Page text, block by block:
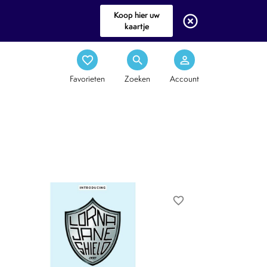
Koop hier uw
kaartje
highlight_off
favorite_border
Favorieten
search
Zoeken
person_outline
Account
favorite_border